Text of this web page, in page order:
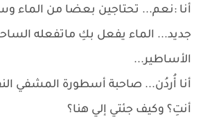
أنا :نعم... تحتاجين بعضا من الماء
جديد... الماء يفعل بكِ ماتفعله
الأساطير...
أنا أُردُن... صاحبة أسطورة المشفي
أنتِ؟ وكيف جئتي إلي هنا؟